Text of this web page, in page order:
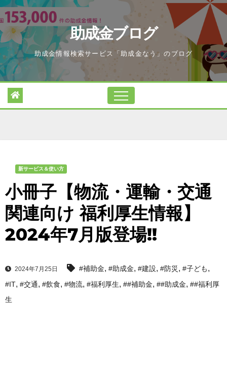
Skip
to
content
助成金ブログ
助成金情報検索サービス「助成金なう」のブログ
新サービス＆使い方
小冊子【物流・運輸・交通
関連向け 福利厚生情報】
2024年7月版登場!!
2024年7月25日 #補助金, #助成金, #建設, #防災, #子ども,
#IT, #交通, #飲食, #物流, #福利厚生, ##補助金, ##助成金, ##福利厚
生